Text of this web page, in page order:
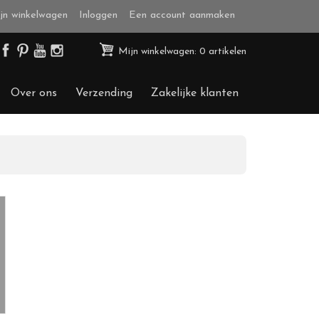
winkelwagen Inloggen Een account aanmaken
Mijn winkelwagen: 0 artikelen
Over ons Verzending Zakelijke klanten